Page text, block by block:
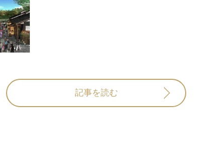
記事を読む